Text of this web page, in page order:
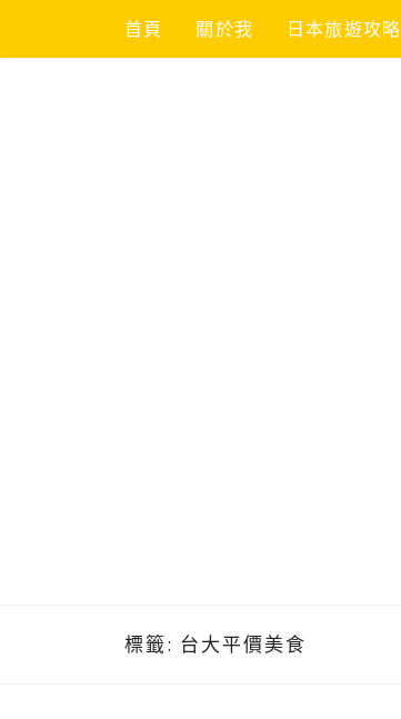
content
首頁 關於我 日本旅遊攻略
標籤: 台大平價美食